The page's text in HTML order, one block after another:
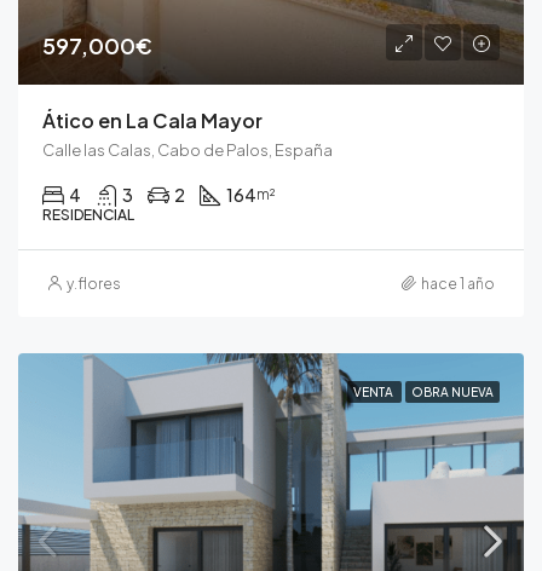
597,000€
Ático en La Cala Mayor
Calle las Calas, Cabo de Palos, España
4 3 2 164m²
RESIDENCIAL
y.flores hace 1 año
VENTA OBRA NUEVA